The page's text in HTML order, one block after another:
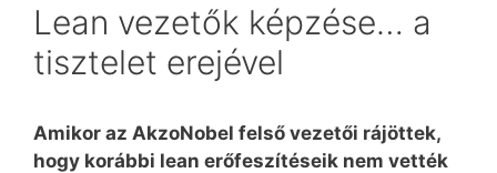
Lean vezetők képzése… a
tisztelet erejével
Amikor az AkzoNobel felső vezetői rájöttek,
hogy korábbi lean erőfeszítéseik nem vették